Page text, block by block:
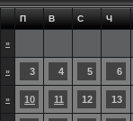
П В С Ч
»
» 3 4 5 6
» 10 11 12 13